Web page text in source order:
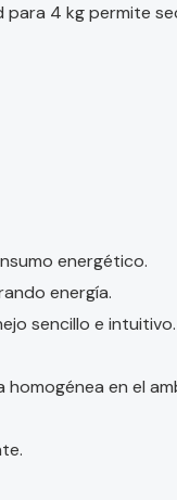
4 kg permite
energético.
energía.
sencillo e intuitivo.
en el